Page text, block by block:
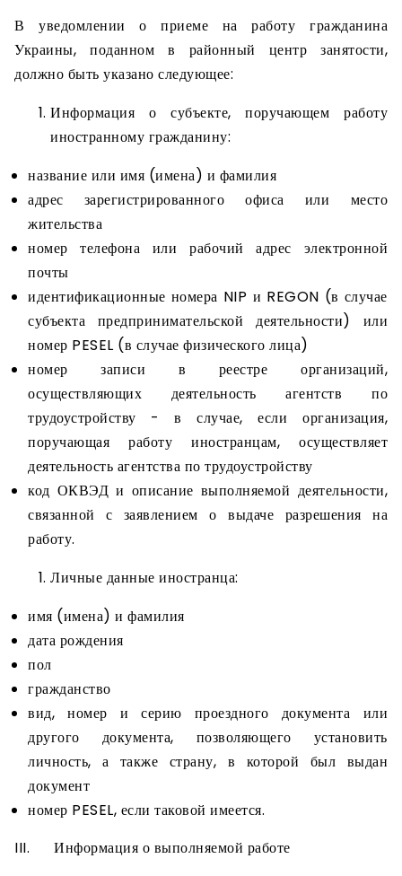
В уведомлении о приеме на работу гражданина
Украины, поданном в районный центр занятости,
должно быть указано следующее:
Информация о субъекте, поручающем работу
иностранному гражданину:
название или имя (имена) и фамилия
адрес зарегистрированного офиса или место
жительства
номер телефона или рабочий адрес электронной
почты
идентификационные номера NIP и REGON (в случае
субъекта предпринимательской деятельности) или
номер PESEL (в случае физического лица)
номер записи в реестре организаций,
осуществляющих деятельность агентств по
трудоустройству - в случае, если организация,
поручающая работу иностранцам, осуществляет
деятельность агентства по трудоустройству
код ОКВЭД и описание выполняемой деятельности,
связанной с заявлением о выдаче разрешения на
работу.
Личные данные иностранца:
имя (имена) и фамилия
дата рождения
пол
гражданство
вид, номер и серию проездного документа или
другого документа, позволяющего установить
личность, а также страну, в которой был выдан
документ
номер PESEL, если таковой имеется.
III. Информация о выполняемой работе